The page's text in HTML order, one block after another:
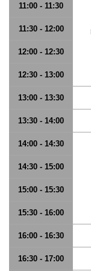
11:00 - 11:30
11:30 - 12:00
12:00 - 12:30
12:30 - 13:00
13:00 - 13:30
13:30 - 14:00
14:00 - 14:30
14:30 - 15:00
15:00 - 15:30
15:30 - 16:00
16:00 - 16:30
16:30 - 17:00